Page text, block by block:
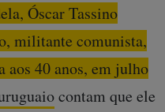
Óscar Tassino
militante comunista,
aos 40 anos, em julho
contam que ele